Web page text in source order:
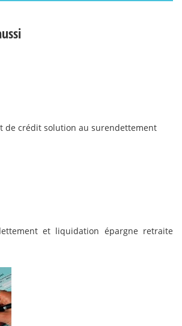
de crédit solution au surendettement
et liquidation épargne retraite